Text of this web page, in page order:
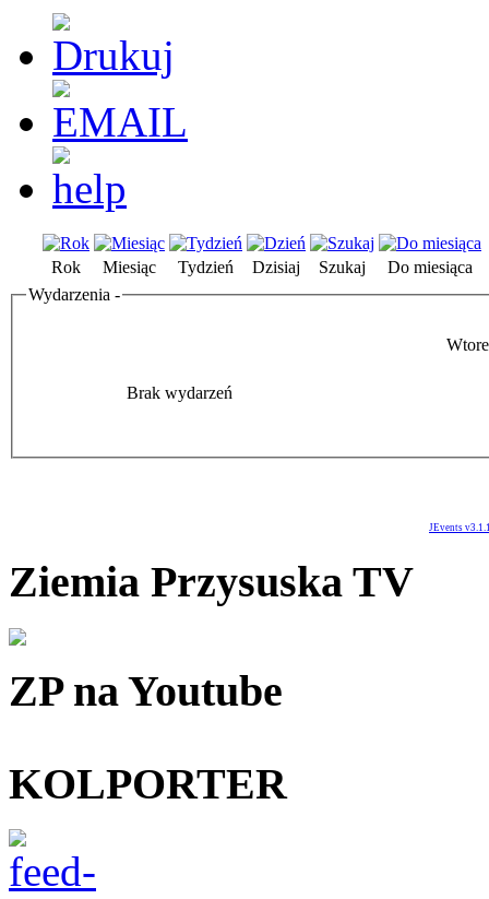
Rok Miesiąc Tydzień Dzisiaj Szukaj
Do miesiąca
Wydarzenia -
Brak wydarzeń
JEvents
Ziemia Przysuska TV
ZP na Youtube
KOLPORTER